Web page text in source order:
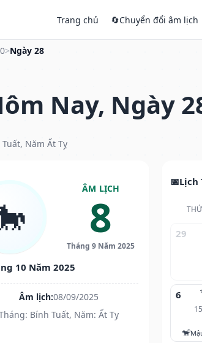
Trang chủ 🔄Chuyển đổi âm lịch
>Ngày 28
Nay, Ngày
Năm Ất Tỵ
ÂM LỊCH
8
Tháng 9 Năm 2025
10 Năm 2025
Âm lịch:08/09/2025
Bính Tuất, Năm: Ất Tỵ
Lịch
29
6
🐒